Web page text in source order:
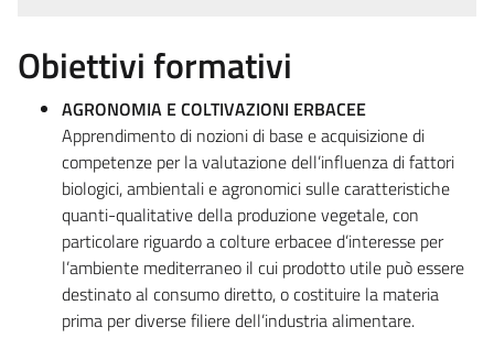
Obiettivi formativi
AGRONOMIA E COLTIVAZIONI ERBACEE
Apprendimento di nozioni di base e acquisizione di
competenze per la valutazione dell’influenza di fattori
biologici, ambientali e agronomici sulle caratteristiche
quanti-qualitative della produzione vegetale, con
particolare riguardo a colture erbacee d’interesse per
l’ambiente mediterraneo il cui prodotto utile può essere
destinato al consumo diretto, o costituire la materia
prima per diverse filiere dell’industria alimentare.